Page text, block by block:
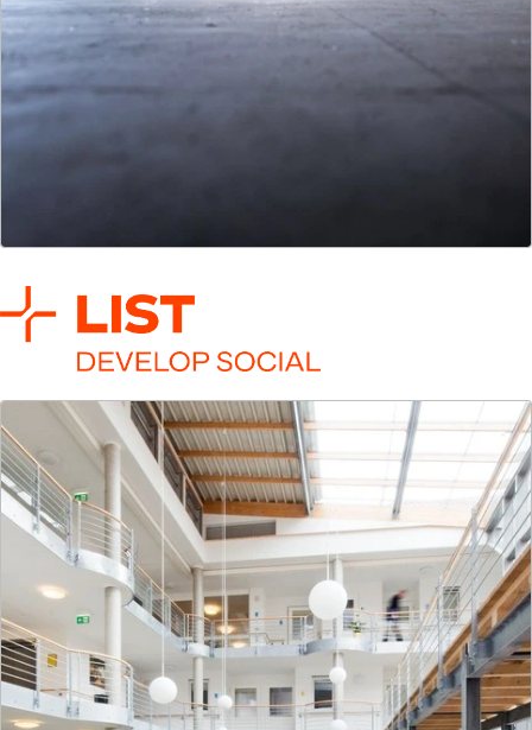
LIST Develop
Commercial
Ihr Partner für Hospitality und Wohnen: Wir
entwickeln und realisieren Projekte ganzheitlich –
vernetzt, verantwortungsvoll und mit klarem Ziel.
Mehr zur Gesellschaft